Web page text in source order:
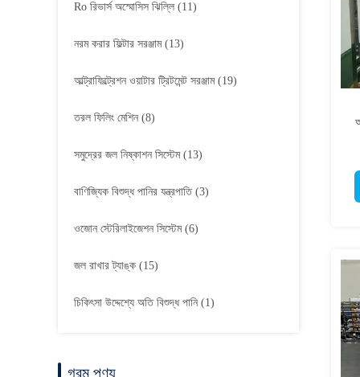
Ro রিভার্স অস্মোসিস ঝিল্লি (11)
নরম করার ফিল্টার সরঞ্জাম(13)
আল্ট্রাফিল্ট্রেশন ওয়াটার ট্রিটমেন্ট সরঞ্জাম(19)
তরল ফিলিং মেশিন(8)
সমুদ্রের জল নিষ্কাশন সিস্টেম(13)
বাণিজ্যিক বিশুদ্ধ পানির যন্ত্রপাতি(3)
ওজোন স্টেরিলাইজেশন সিস্টেম(6)
জল রাখার ট্যাঙ্ক (15)
চিকিৎসা উদ্দেশ্যে অতি বিশুদ্ধ পানি(1)
গরম পণ্য